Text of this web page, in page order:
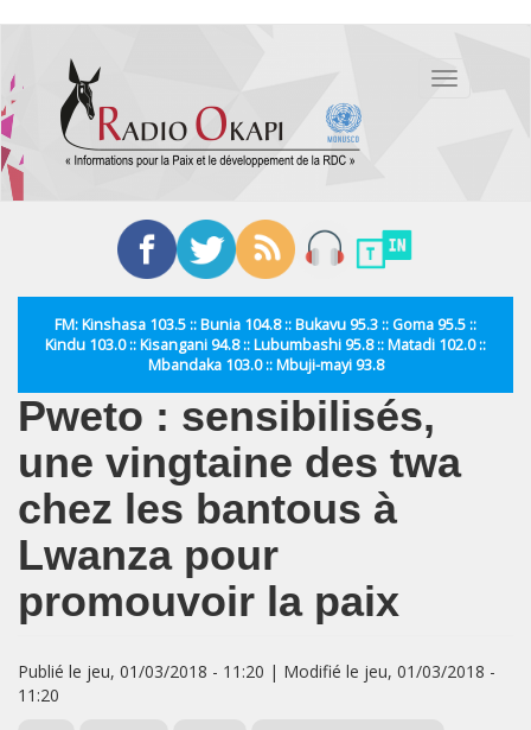
contenu
principal
Toggle
FM: Kinshasa 103.5 :: Bunia 104.8 :: Bukavu 95.3 :: Goma 95.5 ::
Kindu 103.0 :: Kisangani 94.8 :: Lubumbashi 95.8 :: Matadi 102.0 ::
Mbandaka 103.0 :: Mbuji-mayi 93.8
Pweto : sensibilisés,
une vingtaine des twa
chez les bantous à
Lwanza pour
promouvoir la paix
Publié le jeu, 01/03/2018 - 11:20 | Modifié le jeu, 01/03/2018 -
11:20